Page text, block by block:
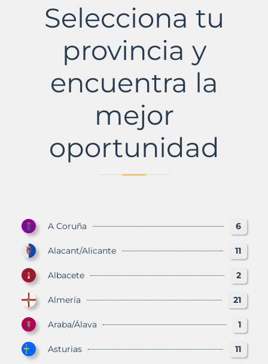
MurbalandsSelecciona tu
provincia y
encuentra la
mejor
oportunidad
A Coruña 6
Alacant/Alicante 11
Albacete 2
Almería 21
Araba/Álava 1
Asturias 11